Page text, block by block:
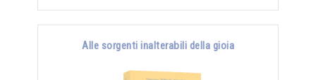
Alle sorgenti inalterabili della gioia